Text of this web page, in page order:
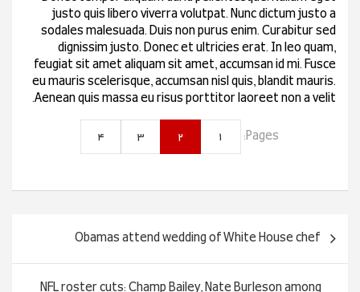
justo quis libero viverra volutpat. Nunc dictum justo a
sodales malesuada. Duis non purus enim. Curabitur sed
dignissim justo. Donec et ultricies erat. In leo quam,
feugiat sit amet aliquam sit amet, accumsan id mi. Fusce
eu mauris scelerisque, accumsan nisl quis, blandit mauris.
Aenean quis massa eu risus porttitor laoreet non a velit.
Pages:
1
2
3
4
راهبری
نوشته
Obamas attend wedding of White House chef